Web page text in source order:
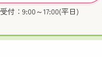
受付：9:00～17:00(平日)